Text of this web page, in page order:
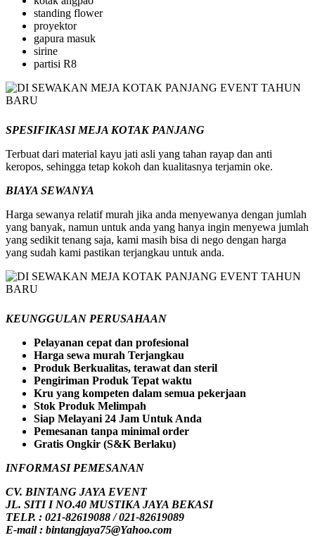
standing flower
proyektor
gapura masuk
sirine
partisi R8
SPESIFIKASI MEJA KOTAK PANJANG
Terbuat dari material kayu jati asli yang tahan rayap dan anti
keropos, sehingga tetap kokoh dan kualitasnya terjamin oke.
BIAYA SEWANYA
Harga sewanya relatif murah jika anda menyewanya dengan jumlah
yang banyak, namun untuk anda yang hanya ingin menyewa jumlah
yang sedikit tenang saja, kami masih bisa di nego dengan harga
yang sudah kami pastikan terjangkau untuk anda.
KEUNGGULAN PERUSAHAAN
Pelayanan cepat dan profesional
Harga sewa murah Terjangkau
Produk Berkualitas, terawat dan steril
Pengiriman Produk Tepat waktu
Kru yang kompeten dalam semua pekerjaan
Stok Produk Melimpah
Siap Melayani 24 Jam Untuk Anda
Pemesanan tanpa minimal order
Gratis Ongkir (S&K Berlaku)
INFORMASI PEMESANAN
CV. BINTANG JAYA EVENT
JL. SITI I NO.40 MUSTIKA JAYA BEKASI
TELP. : 021-82619088 / 021-82619089
E-mail : bintangjaya75@Yahoo.com